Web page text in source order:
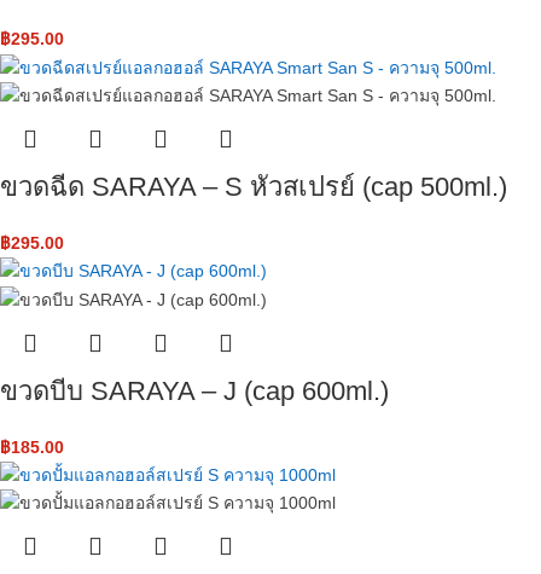
฿295.00
ขวดฉีด SARAYA – S หัวสเปรย์ ​(cap 500ml.)
฿295.00
ขวดบีบ SARAYA – J ​(cap 600ml.)
฿185.00